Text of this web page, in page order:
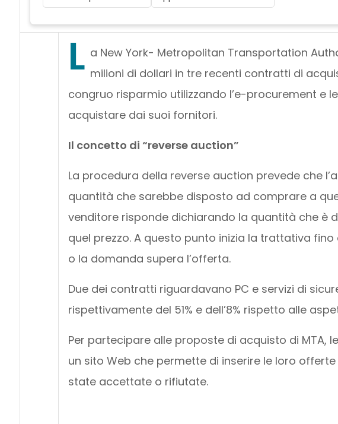
L a New York- Metropolitan Transportation
milioni di dollari in tre recenti contratti di
congruo risparmio utilizzando l’e-procurement e
acquistare dai suoi fornitori.
Il concetto di “reverse auction”
La procedura della reverse auction prevede che
quantità che sarebbe disposto ad comprare a
venditore risponde dichiarando la quantità che è
quel prezzo. A questo punto inizia la trattativa
o la domanda supera l’offerta.
Due dei contratti riguardavano PC e servizi di
rispettivamente del 51% e dell’8% rispetto alle
Per partecipare alle proposte di acquisto di MTA,
un sito Web che permette di inserire le loro
state accettate o rifiutate.